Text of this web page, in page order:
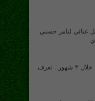
غنائي لتامر حسني
تعديل قانون الرياضة خلال ٣ شهور.. تعرف